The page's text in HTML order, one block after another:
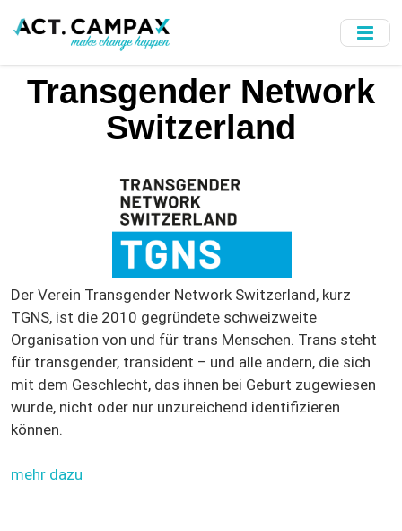
to
contentTransgender Network
Switzerland
Der Verein Transgender Network Switzerland, kurz
TGNS, ist die 2010 gegründete schweizweite
Organisation von und für trans Menschen. Trans steht
für transgender, transident – und alle andern, die sich
mit dem Geschlecht, das ihnen bei Geburt zugewiesen
wurde, nicht oder nur unzureichend identifizieren
können.
mehr dazu